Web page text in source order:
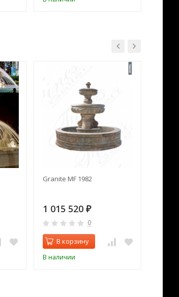
Granite MF 1982
1 015 520 ₽
0
В корзину
В наличии